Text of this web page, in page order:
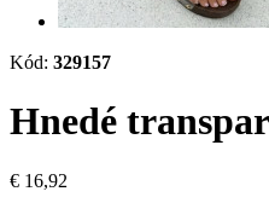
Kód: 329157
Hnedé
€ 16,92